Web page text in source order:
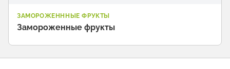
ЗАМОРОЖЕНННЫЕ ФРУКТЫ
Замороженные фрукты